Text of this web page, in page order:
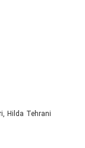
Hilda Tehrani